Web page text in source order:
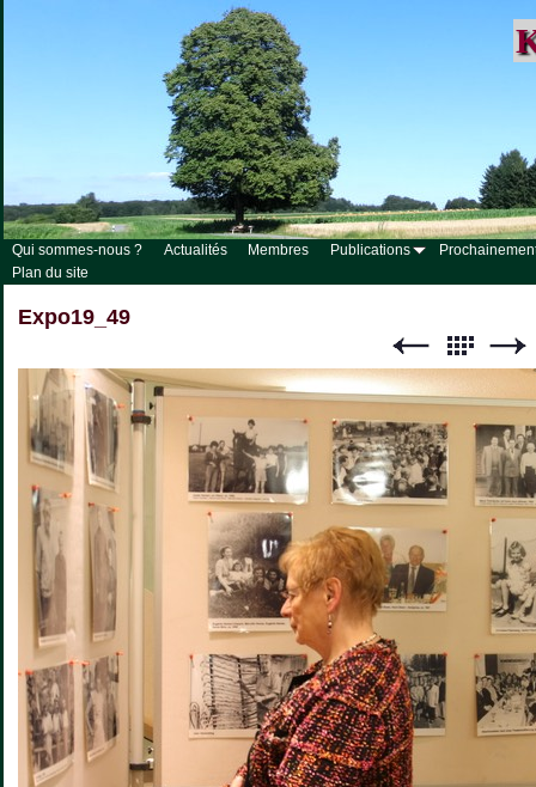
Qui sommes-nous ? Actualités Membres Publications
Plan du site
Expo19_49